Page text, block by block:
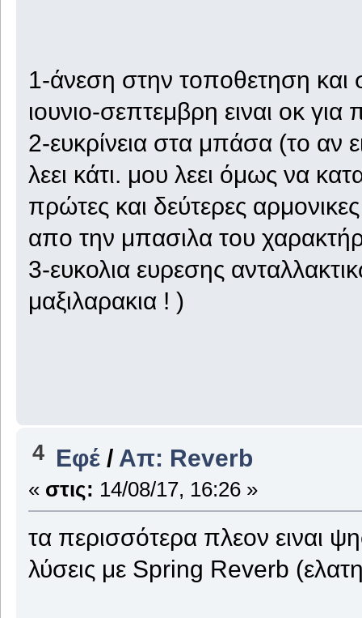
1-άνεση στην τοποθετηση
ιουνιο-σεπτεμβρη ειναι οκ
2-ευκρίνεια στα μπάσα (το αν
λεει κάτι. μου λεει όμως να
πρώτες και δεύτερες
απο την μπασιλα του
3-ευκολια ευρεσης
μαξιλαρακια ! )
4 Εφέ / Απ: Reverb
« στις: 14/08/17, 16:26 »
τα περισσότερα πλεον ειναι
λύσεις με Spring Reverb